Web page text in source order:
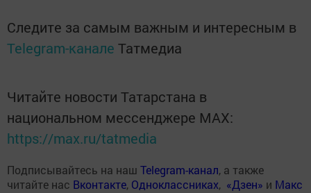
Следите за самым важным и интересным в
Telegram-канале Татмедиа
Читайте новости Татарстана в
национальном мессенджере MАХ:
https://max.ru/tatmedia
Подписывайтесь на наш Telegram-канал, а также
читайте нас Вконтакте, Одноклассниках, «Дзен» и Макс